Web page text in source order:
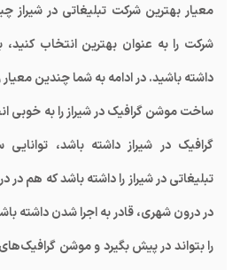
معیار بهترین شرکت تبلیغاتی در شیراز
شرکت را به عنوان بهترین انتخاب کنید،
داشته باشید. در ادامه به شما چندین
ساخت موشن گرافیک در شیراز را به خوبی
گرافیک در شیراز داشته باشد،
تبلیغاتی در شیراز را داشته باشد که هم
در درون شهری، قادر به اجرا شدن داشته
را بتواند در پیش بگیرد و موشن